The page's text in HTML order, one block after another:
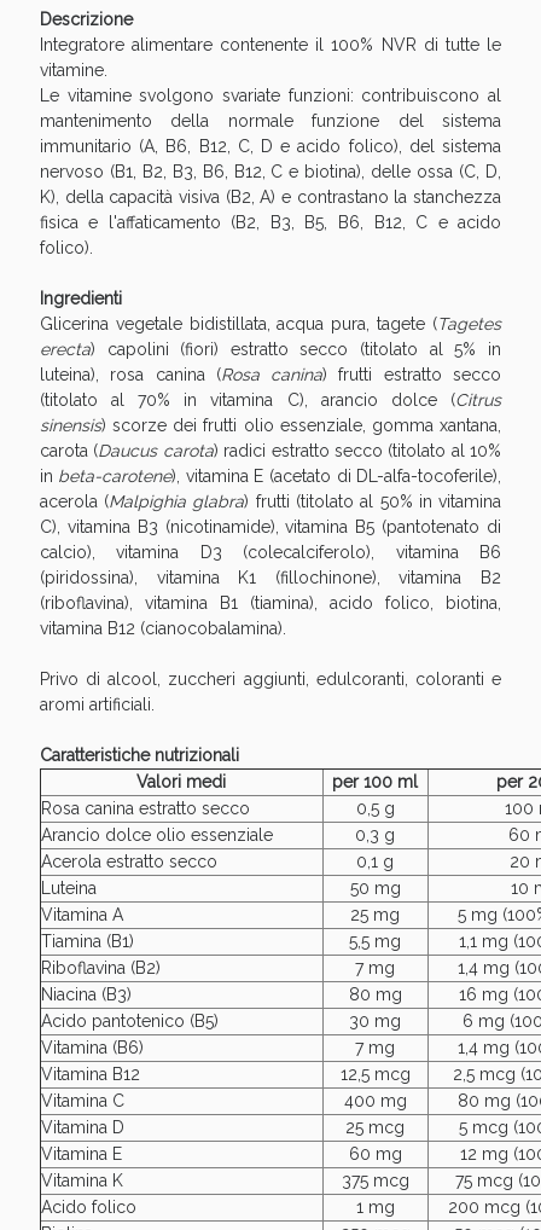
Descrizione
Integratore alimentare contenente il 100% NVR di tutte le
vitamine.
Le vitamine svolgono svariate funzioni: contribuiscono al
mantenimento della normale funzione del sistema
immunitario (A, B6, B12, C, D e acido folico), del sistema
nervoso (B1, B2, B3, B6, B12, C e biotina), delle ossa (C, D,
K), della capacità visiva (B2, A) e contrastano la stanchezza
fisica e l'affaticamento (B2, B3, B5, B6, B12, C e acido
folico).
Ingredienti
Glicerina vegetale bidistillata, acqua pura, tagete (Tagetes
erecta) capolini (fiori) estratto secco (titolato al 5% in
luteina), rosa canina (Rosa canina) frutti estratto secco
(titolato al 70% in vitamina C), arancio dolce (Citrus
sinensis) scorze dei frutti olio essenziale, gomma xantana,
carota (Daucus carota) radici estratto secco (titolato al 10%
in beta-carotene), vitamina E (acetato di DL-alfa-tocoferile),
acerola (Malpighia glabra) frutti (titolato al 50% in vitamina
C), vitamina B3 (nicotinamide), vitamina B5 (pantotenato di
calcio), vitamina D3 (colecalciferolo), vitamina B6
(piridossina), vitamina K1 (fillochinone), vitamina B2
(riboflavina), vitamina B1 (tiamina), acido folico, biotina,
vitamina B12 (cianocobalamina).
Privo di alcool, zuccheri aggiunti, edulcoranti, coloranti e
aromi artificiali.
Caratteristiche nutrizionali
Valori medi
per 100 ml
per
Rosa canina estratto secco
0,5 g
100
Arancio dolce olio essenziale
0,3 g
60
Acerola estratto secco
0,1 g
20
Luteina
50 mg
10
Vitamina A
25 mg
5 mg
Tiamina (B1)
5,5 mg
1,1 mg
Riboflavina (B2)
7 mg
1,4 mg
Niacina (B3)
80 mg
16 mg
Acido pantotenico (B5)
30 mg
6 mg
Vitamina (B6)
7 mg
1,4 mg
Vitamina B12
12,5 mcg
2,5 mcg
Vitamina C
400 mg
80 mg
Vitamina D
25 mcg
5 mcg
Vitamina E
60 mg
12 mg
Vitamina K
375 mcg
75 mcg
Acido folico
1 mg
200 mcg